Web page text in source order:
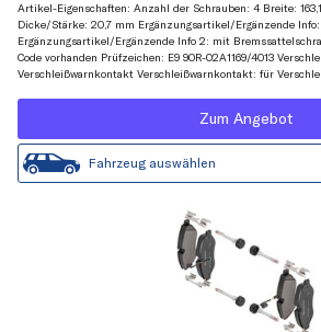
Artikel-Eigenschaften: Anzahl der Schrauben: 4 Breite:
Dicke/Stärke: 20,7 mm Ergänzungsartikel/Ergänzende
Ergänzungsartikel/Ergänzende Info 2: mit
Code vorhanden Prüfzeichen: E9 90R-02A1169/4013
Verschleißwarnkontakt Verschleißwarnkontakt: für
Zum Angebot
Fahrzeug auswählen